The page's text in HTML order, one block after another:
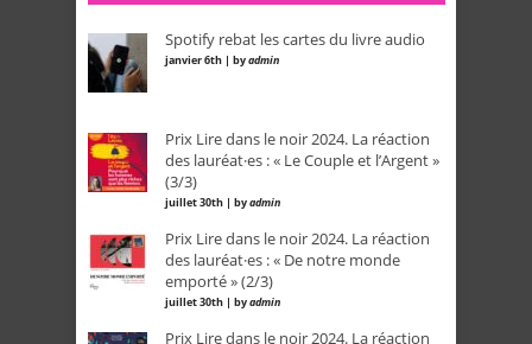
Spotify rebat les cartes du livre audio
janvier 6th | byadmin
Prix Lire dans le noir 2024. La réaction
des lauréat·es : « Le Couple et l’Argent »
(3/3)
juillet 30th | byadmin
Prix Lire dans le noir 2024. La réaction
des lauréat·es : « De notre monde
emporté » (2/3)
juillet 30th | byadmin
Prix Lire dans le noir 2024. La réaction